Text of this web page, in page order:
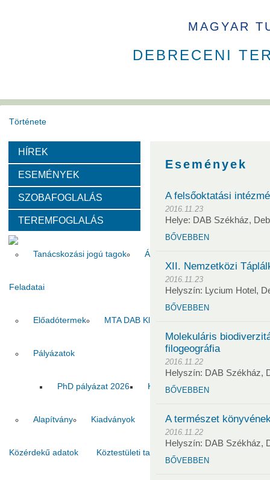
MAGYAR
DEBRECENI
Története
Székház
Szervezeti felépítése
Választott vezetők Akadémikusok Nem akadémikus
Tanácskozási jogú tagok Állandó meghívottak
Feladatai
Előadótermek MTA DAB Klub
Pályázatok
PhD pályázat 2026 Kiadvány pályázat 2026
Alapítvány Kiadványok
Közérdekű adatok Köztestületi tagok
HÍREK
ESEMÉNYEK
SZOBAFOGLALÁS
TEREMFOGLALÁS
Események
A felsőoktatási
2016.11.23
Helye: DAB Székház,
BŐVEBBEN
XII. Nemzetközi
2016.11.23
Helyszín: Lycium Hotel,
BŐVEBBEN
Molekuláris
filogeográfia
2016.11.22
Helyszín: DAB Székház,
BŐVEBBEN
A természet
2016.11.22
Helyszín: DAB Székház,
BŐVEBBEN